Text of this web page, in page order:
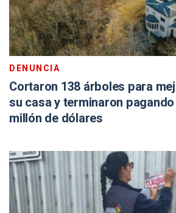
DENUNCIA
Cortaron 138 árboles para
su casa y terminaron
millón de dólares